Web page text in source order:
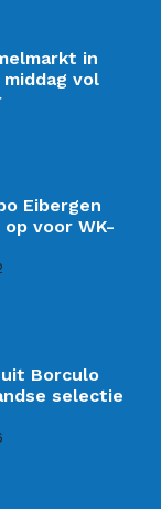
in
vol
Eibergen
voor WK-
Borculo
selectie